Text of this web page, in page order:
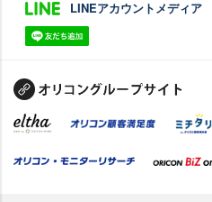
LINEアカウントメディア